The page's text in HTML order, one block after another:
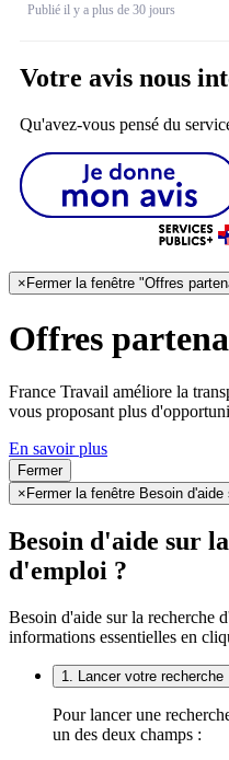
Publié il y a plus de 30 jours
Votre avis nous
Qu'avez-vous pensé du
× Fermer la fenêtre "Offres
Offres
France Travail améliore la
vous proposant plus
En savoir plus
Fermer
× Fermer la fenêtre Besoin
Besoin d'aide sur
d'emploi ?
Besoin d'aide sur la recherche
informations essentielles en
1. Lancer votre recherche
Pour lancer une
un des deux champs :